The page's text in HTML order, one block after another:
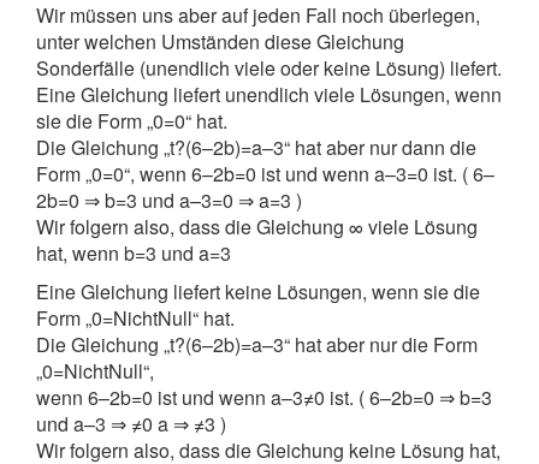
Wir müssen uns aber auf jeden Fall noch überlegen,
unter welchen Umständen diese Gleichung
Sonderfälle (unendlich viele oder keine Lösung) liefert.
Eine Gleichung liefert unendlich viele Lösungen, wenn
sie die Form „0=0“ hat.
Die Gleichung „t?(6–2b)=a–3“ hat aber nur dann die
Form „0=0“, wenn 6–2b=0 ist und wenn a–3=0 ist. ( 6–
2b=0 ⇒ b=3 und a–3=0 ⇒ a=3 )
Wir folgern also, dass die Gleichung ∞ viele Lösung
hat, wenn b=3 und a=3
Eine Gleichung liefert keine Lösungen, wenn sie die
Form „0=NichtNull“ hat.
Die Gleichung „t?(6–2b)=a–3“ hat aber nur die Form
„0=NichtNull“,
wenn 6–2b=0 ist und wenn a–3≠0 ist. ( 6–2b=0 ⇒ b=3
und a–3 ⇒ ≠0 a ⇒ ≠3 )
Wir folgern also, dass die Gleichung keine Lösung hat,